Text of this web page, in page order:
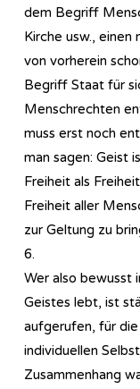
dem Begriff
Kirche usw.,
von vorherein
Begriff Staat für
Menschrechten
muss erst noch
man sagen: Geist
Freiheit als
Freiheit aller
zur Geltung zu
6.
Wer also bewusst
Geistes lebt, ist
aufgerufen, für
individuellen
Zusammenhang